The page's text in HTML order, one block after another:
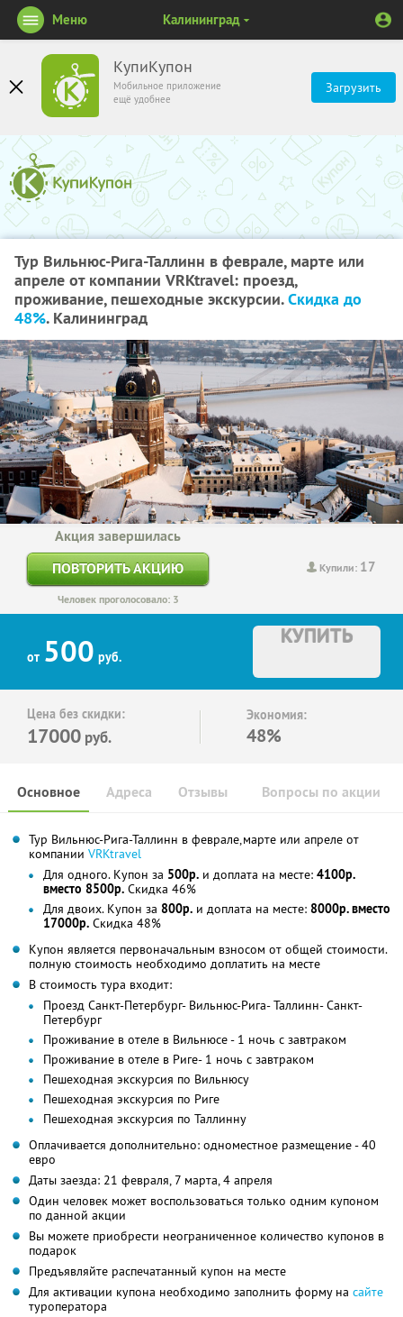
КупиКупон
Мобильное приложение
ещё удобнее
Загрузить
Меню Калининград
Тур Вильнюс-Рига-Таллинн в феврале, марте или
апреле от компании VRKtravel: проезд,
проживание, пешеходные экскурсии.Скидка до
48%. Калининград
Купили: 17
Акция завершилась
ПОВТОРИТЬ АКЦИЮ
Человек проголосовало: 3
от 500 руб.
КУПИТЬ
Цена без скидки:
17000 руб.
Экономия:
48%
Основное Отзывы Вопросы по акции
Адреса
Тур Вильнюс-Рига-Таллинн в феврале,марте или апреле от
компании VRKtravel
Для одного. Купон за 500р. и доплата на месте: 4100р.
вместо 8500р. Скидка 46%
Для двоих. Купон за 800р. и доплата на месте: 8000р. вместо
17000р. Скидка 48%
Купон является первоначальным взносом от общей стоимости.
полную стоимость необходимо доплатить на месте
В стоимость тура входит:
Проезд Санкт-Петербург- Вильнюс-Рига- Таллинн- Санкт-
Петербург
Проживание в отеле в Вильнюсе - 1 ночь с завтраком
Проживание в отеле в Риге- 1 ночь с завтраком
Пешеходная экскурсия по Вильнюсу
Пешеходная экскурсия по Риге
Пешеходная экскурсия по Таллинну
Оплачивается дополнительно: одноместное размещение - 40
евро
Даты заезда: 21 февраля, 7 марта, 4 апреля
Один человек может воспользоваться только одним купоном
по данной акции
Вы можете приобрести неограниченное количество купонов в
подарок
Предъявляйте распечатанный купон на месте
Для активации купона необходимо заполнить форму на сайте
туроператора